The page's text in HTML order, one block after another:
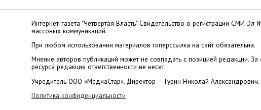
Интернет-газета "Четвертая Власть" Cвидетельство о регистрации
массовых коммуникаций.
При любом использовании материалов гиперссылка на сайт обязательна.
Мнение авторов публикаций может не совпадать с позицией редакции.
ресурса редакция ответственности не несет.
Учредитель ООО «МедиаСтар». Директор — Гурин Николай
Политика конфиденциальности